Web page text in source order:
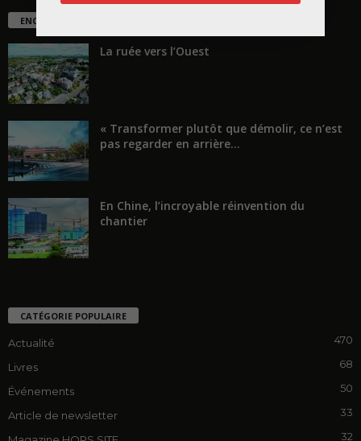
ENCORE PLUS D'ARTICLES
La ruée vers l’Ouest
« Transformer plutôt que démolir, ce n’est
pas regarder en arrière...
En Chine, l’incroyable réinvention du
chantier
CATÉGORIE POPULAIRE
Actualité 470
Livres 68
Événements 50
Article de newsletter 33
32